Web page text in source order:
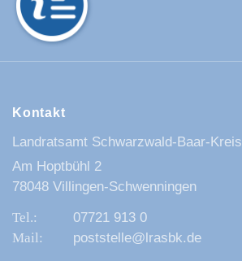
Kontakt
Landratsamt Schwarzwald-Baar-Kreis
Am Hoptbühl 2
78048 Villingen-Schwenningen
07721 913 0
poststelle@lrasbk.de